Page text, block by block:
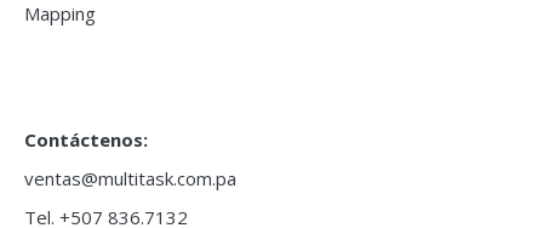
Mapping
Contáctenos:
ventas@multitask.com.pa
Tel. +507 836.7132